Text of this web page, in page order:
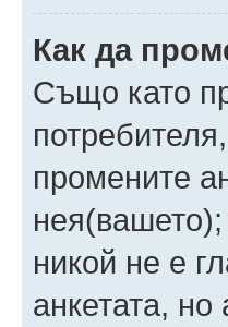
Как да
Също като
промените
никой не е
анкетата,